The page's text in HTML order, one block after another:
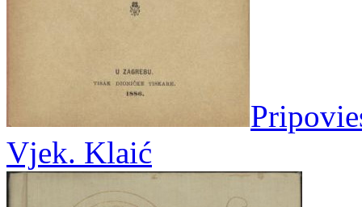
Vjek. Klaić